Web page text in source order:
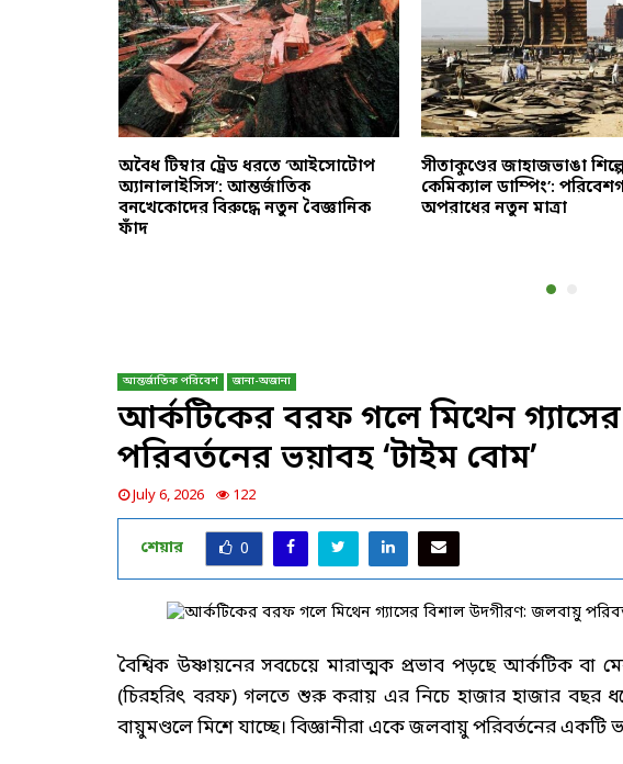
অবৈধ টিম্বার ট্রেড ধরতে ‘আইসোটোপ
অ্যানালাইসিস’: আন্তর্জাতিক
বনখেকোদের বিরুদ্ধে নতুন বৈজ্ঞানিক
ফাঁদ
সীতাকুণ্ডের জাহাজভাঙা
কেমিক্যাল ডাম্পিং’:
অপরাধের নতুন মাত্রা
আন্তর্জাতিক পরিবেশ জানা-অজানা
আর্কটিকের বরফ গলে মিথেন
পরিবর্তনের ভয়াবহ ‘টাইম বোম’
July 6, 2026 122
শেয়ার 0
বৈশ্বিক উষ্ণায়নের সবচেয়ে মারাত্মক প্রভাব পড়ছে আর্কটিক বা
(চিরহরিৎ বরফ) গলতে শুরু করায় এর নিচে হাজার হাজার বছর
বায়ুমণ্ডলে মিশে যাচ্ছে। বিজ্ঞানীরা একে জলবায়ু পরিবর্তনের একটি